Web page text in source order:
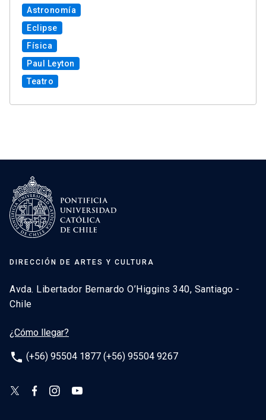
Astronomía
Eclipse
Física
Paul Leyton
Teatro
DIRECCIÓN DE ARTES Y CULTURA
Avda. Libertador Bernardo O’Higgins 340, Santiago -
Chile
¿Cómo llegar?
phone (+56) 95504 1877 (+56) 95504 9267